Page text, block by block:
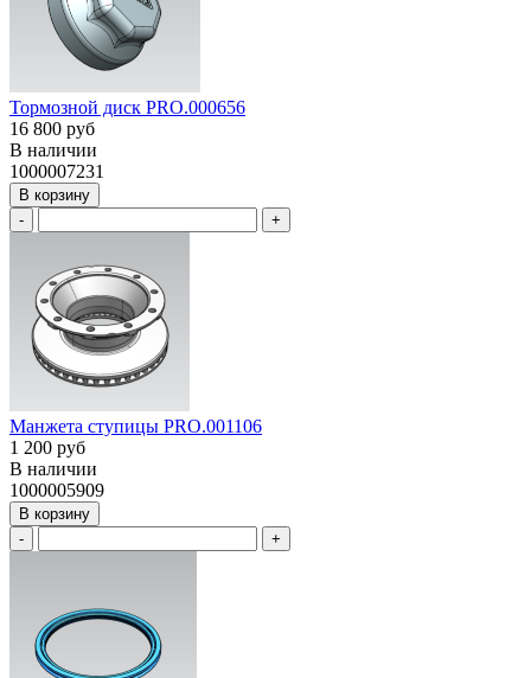
Тормозной диск PRO.000656
16 800 руб
В наличии
1000007231
В корзину
-
+
Манжета ступицы PRO.001106
1 200 руб
В наличии
1000005909
В корзину
-
+